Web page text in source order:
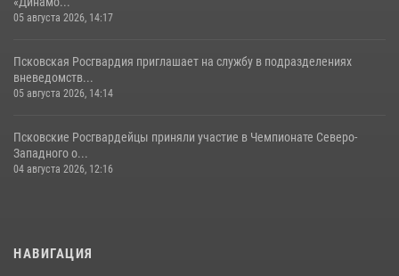
05 августа 2026, 14:17
Псковская Росгвардия приглашает на службу в подразделениях
вневедомств...
05 августа 2026, 14:14
Псковские Росгвардейцы приняли участие в Чемпионате Северо-
Западного о...
04 августа 2026, 12:16
НАВИГАЦИЯ